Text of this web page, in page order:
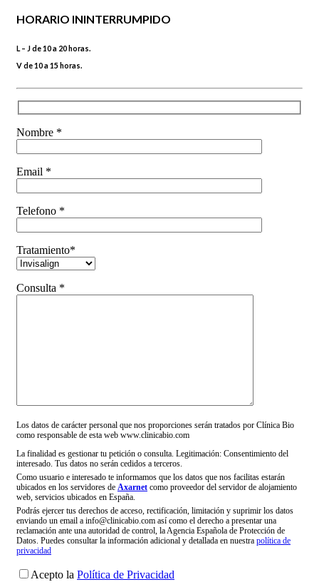
HORARIO ININTERRUMPIDO
L – J de 10 a 20 horas.
V de 10 a 15 horas.
Nombre *
Email *
Telefono *
Tratamiento*
Consulta *
Los datos de carácter personal que nos proporciones serán tratados por Clínica Bio
como responsable de esta web www.clinicabio.com
La finalidad es gestionar tu petición o consulta. Legitimación: Consentimiento del
interesado. Tus datos no serán cedidos a terceros.
Como usuario e interesado te informamos que los datos que nos facilitas estarán
ubicados en los servidores de Axarnet como proveedor del servidor de alojamiento
web, servicios ubicados en España.
Podrás ejercer tus derechos de acceso, rectificación, limitación y suprimir los datos
enviando un email a info@clinicabio.com así como el derecho a presentar una
reclamación ante una autoridad de control, la Agencia Española de Protección de
Datos. Puedes consultar la información adicional y detallada en nuestra política de
privacidad
Acepto la Política de Privacidad